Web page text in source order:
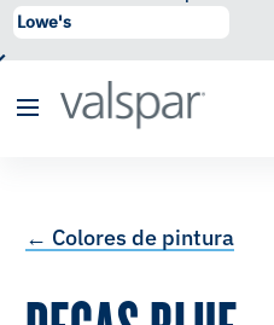
se ha
← Colores de pintura